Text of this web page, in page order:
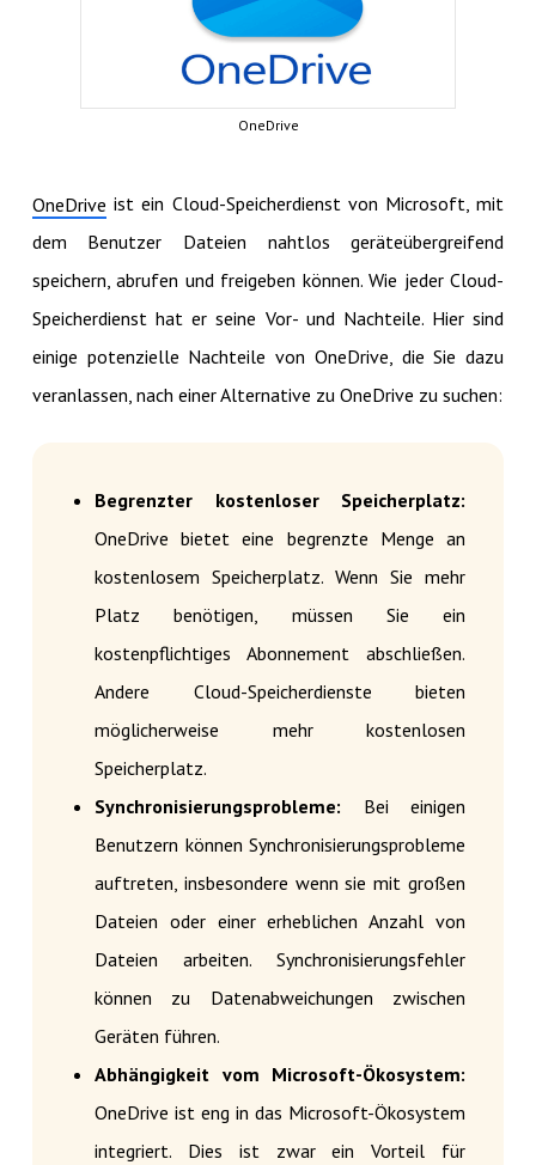
OneDrive
OneDrive ist ein Cloud-Speicherdienst von Microsoft, mit
dem Benutzer Dateien nahtlos geräteübergreifend
speichern, abrufen und freigeben können. Wie jeder Cloud-
Speicherdienst hat er seine Vor- und Nachteile. Hier sind
einige potenzielle Nachteile von OneDrive, die Sie dazu
veranlassen, nach einer Alternative zu OneDrive zu suchen:
Begrenzter kostenloser Speicherplatz:
OneDrive bietet eine begrenzte Menge an
kostenlosem Speicherplatz. Wenn Sie mehr
Platz benötigen, müssen Sie ein
kostenpflichtiges Abonnement abschließen.
Andere Cloud-Speicherdienste bieten
möglicherweise mehr kostenlosen
Speicherplatz.
Synchronisierungsprobleme: Bei einigen
Benutzern können Synchronisierungsprobleme
auftreten, insbesondere wenn sie mit großen
Dateien oder einer erheblichen Anzahl von
Dateien arbeiten. Synchronisierungsfehler
können zu Datenabweichungen zwischen
Geräten führen.
Abhängigkeit vom Microsoft-Ökosystem:
OneDrive ist eng in das Microsoft-Ökosystem
integriert. Dies ist zwar ein Vorteil für